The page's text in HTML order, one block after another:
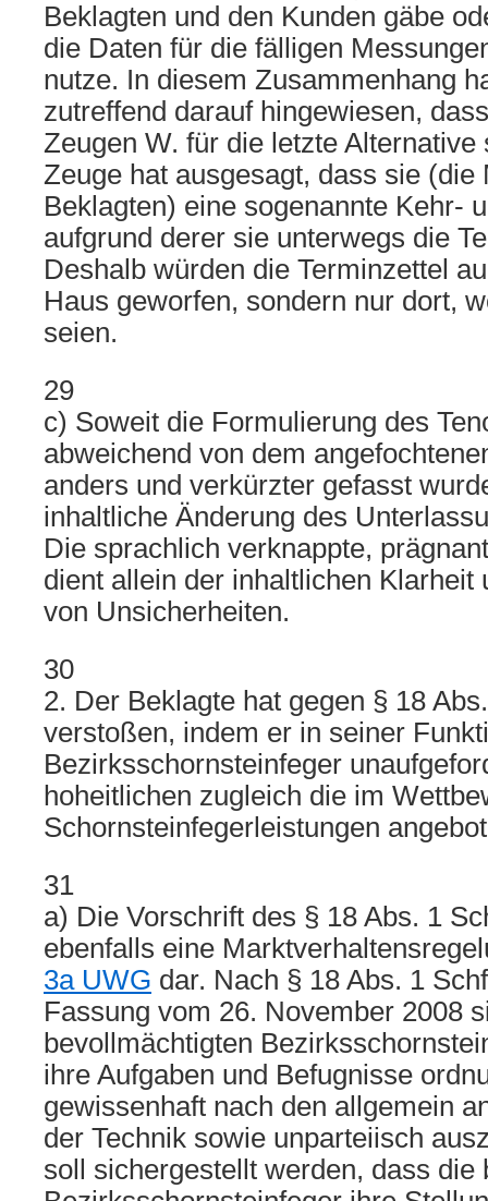
Beklagten und den Kunden gäbe
die Daten für die fälligen
nutze. In diesem Zusammenhang
zutreffend darauf hingewiesen,
Zeugen W. für die letzte Alternative
Zeuge hat ausgesagt, dass sie (die
Beklagten) eine sogenannte Kehr-
aufgrund derer sie unterwegs die
Deshalb würden die Terminzettel
Haus geworfen, sondern nur dort,
seien.
29
c) Soweit die Formulierung des
abweichend von dem
anders und verkürzter gefasst
inhaltliche Änderung des
Die sprachlich verknappte,
dient allein der inhaltlichen Klarheit
von Unsicherheiten.
30
2. Der Beklagte hat gegen § 18
verstoßen, indem er in seiner
Bezirksschornsteinfeger
hoheitlichen zugleich die im
Schornsteinfegerleistungen
31
a) Die Vorschrift des § 18 Abs. 1
ebenfalls eine
3a UWG dar. Nach § 18 Abs. 1
Fassung vom 26. November 2008
bevollmächtigten
ihre Aufgaben und Befugnisse
gewissenhaft nach den allgemein
der Technik sowie unparteiisch
soll sichergestellt werden, dass die